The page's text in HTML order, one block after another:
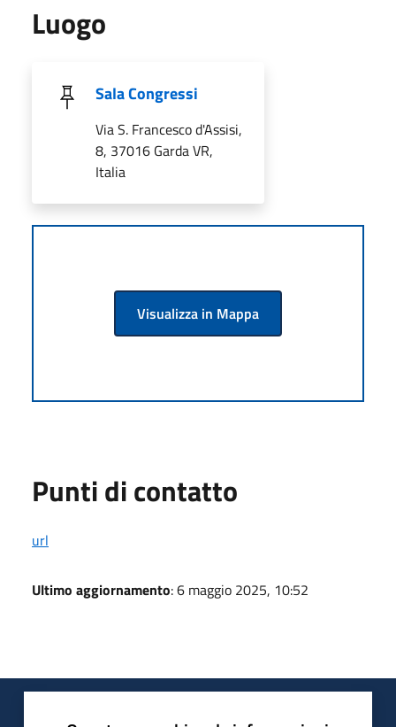
Luogo
Sala Congressi
Via S. Francesco d'Assisi,
8, 37016 Garda VR,
Italia
Visualizza in Mappa
Punti di contatto
url
Ultimo aggiornamento: 6 maggio 2025, 10:52